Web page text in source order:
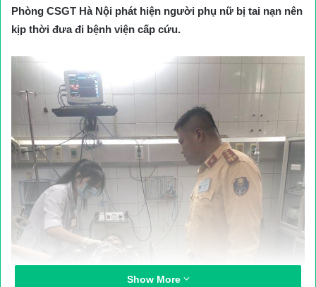
Phòng CSGT Hà Nội phát hiện người phụ nữ bị tai nạn nên
kịp thời đưa đi bệnh viện cấp cứu.
Show More